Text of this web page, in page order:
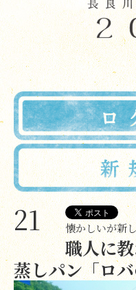
21 懐かしいが新
職人に
蒸しパン「ロ